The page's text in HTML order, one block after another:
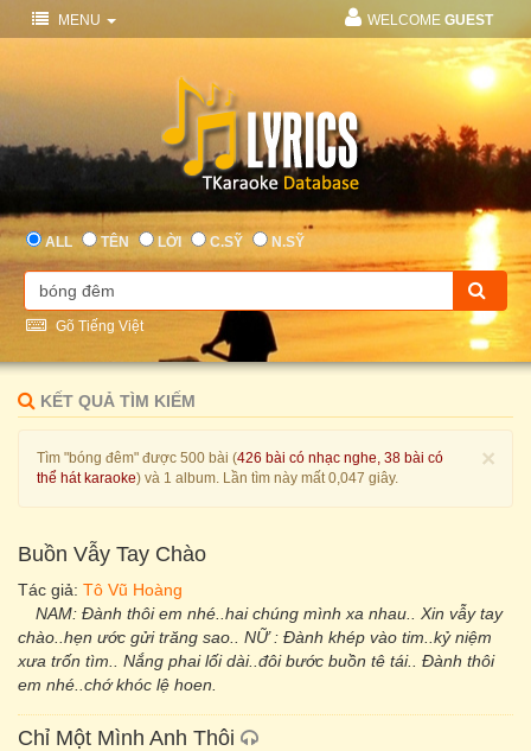
MENU WELCOME GUEST
ALL TÊN LỜI C.SỸ N.SỸ
Gõ Tiếng Việt
KẾT QUẢ TÌM KIẾM
×
Tìm "bóng đêm" được 500 bài (426 bài có nhạc nghe, 38 bài có
thể hát karaoke) và 1 album. Lần tìm này mất 0,047 giây.
Buồn Vẫy Tay Chào
Tác giả: Tô Vũ Hoàng
NAM: Đành thôi em nhé..hai chúng mình xa nhau.. Xin vẫy tay
chào..hẹn ước gửi trăng sao.. NỮ : Đành khép vào tim..kỷ niệm
xưa trốn tìm.. Nắng phai lối dài..đôi bước buồn tê tái.. Đành thôi
em nhé..chớ khóc lệ hoen.
Chỉ Một Mình Anh Thôi